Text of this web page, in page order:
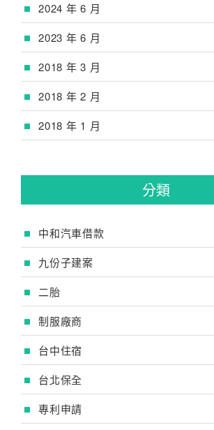
2024 年 6 月
2023 年 6 月
2018 年 3 月
2018 年 2 月
2018 年 1 月
分類
中和汽車借款
九份子建案
二胎
制服廠商
台中住宿
台北保全
專利申請